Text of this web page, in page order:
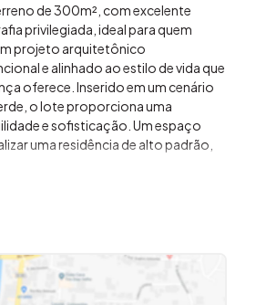
de 300m², com excelente
privilegiada, ideal para quem
projeto arquitetônico
e alinhado ao estilo de vida que
oferece. Inserido em um cenário
o lote proporciona uma
e sofisticação. Um espaço
uma residência de alto padrão,
e total integração com a natureza
em Nova Odessa, o Condomínio
que une conveniência, segurança e
Florença oferece uma
pensada para proporcionar